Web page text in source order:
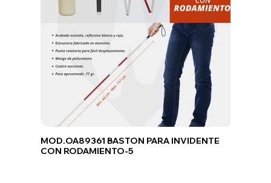
MOD.OA89361 BASTON PARA INVIDENTE
CON RODAMIENTO-5